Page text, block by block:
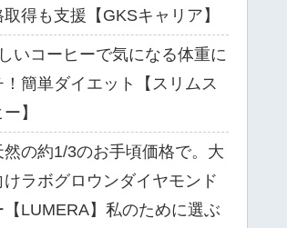
得も支援【GKSキャリア】
いコーヒーで気になる体重に
簡単ダイエット【スリムス
】
然の約1/3のお手頃価格で。大
けラボグロウンダイヤモンド
【LUMERA】私のために選ぶ